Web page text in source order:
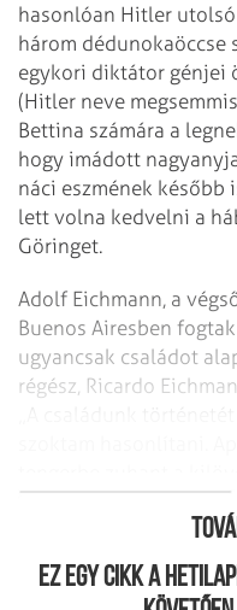
hasonlóan Hitler
három dédunokaöccse
egykori diktátor génjei
(Hitler neve
Bettina számára a
hogy imádott
náci eszmének
lett volna kedvelni a
Göringet.
Adolf Eichmann, a
Buenos Airesben
ugyancsak családot
régész, Ricardo
repültünk. Boldog
Ez egy cikk a